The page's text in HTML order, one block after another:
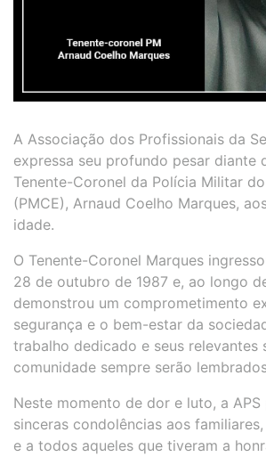
A Associação dos Profissionais da
expressa seu profundo pesar diante
Tenente-Coronel da Polícia Militar
(PMCE), Arnaud Coelho Marques,
idade.
O Tenente-Coronel Marques
28 de outubro de 1987 e, ao longo
demonstrou um comprometimento
segurança e o bem-estar da
trabalho dedicado e seus relevantes
comunidade sempre serão
Neste momento de dor e luto, a APS
sinceras condolências aos
e a todos aqueles que tiveram a